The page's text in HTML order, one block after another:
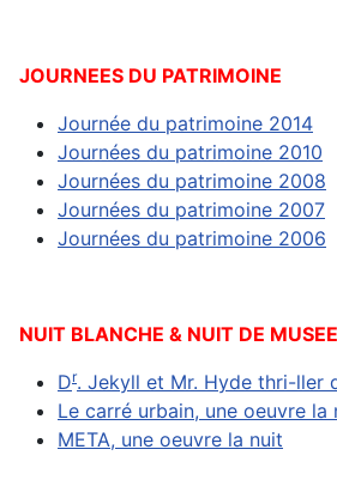
JOURNEES DU PATRIMOINE
Journée du patrimoine 2014
Journées du patrimoine 2010
Journées du patrimoine 2008
Journées du patrimoine 2007
Journées du patrimoine 2006
NUIT BLANCHE & NUIT DE
Dr. Jekyll et Mr. Hyde thri-ller
Le carré urbain, une oeuvre la
META, une oeuvre la nuit